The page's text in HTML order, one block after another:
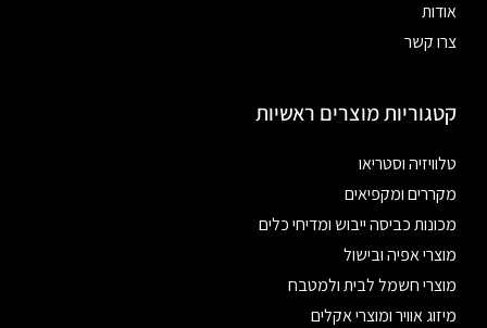
אודות
צרו קשר
קטגוריות מוצרים ראשיות
טלוויזיה וסטריאו
מקררים ומקפיאים
מכונות כביסה ייבוש ומדיחי כלים
מוצרי אפיה ובישול
מוצרי חשמל לבית ולמטבח
מיזוג אוויר ומוצרי אקלים